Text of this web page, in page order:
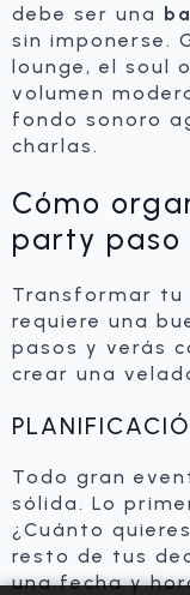
debe ser una
sin imponerse.
lounge, el soul
volumen
fondo sonoro
charlas.
Cómo
party paso
Transformar tu
requiere una
pasos y verás
crear una
Todo gran
sólida. Lo
¿Cuánto
resto de tus
una fecha y